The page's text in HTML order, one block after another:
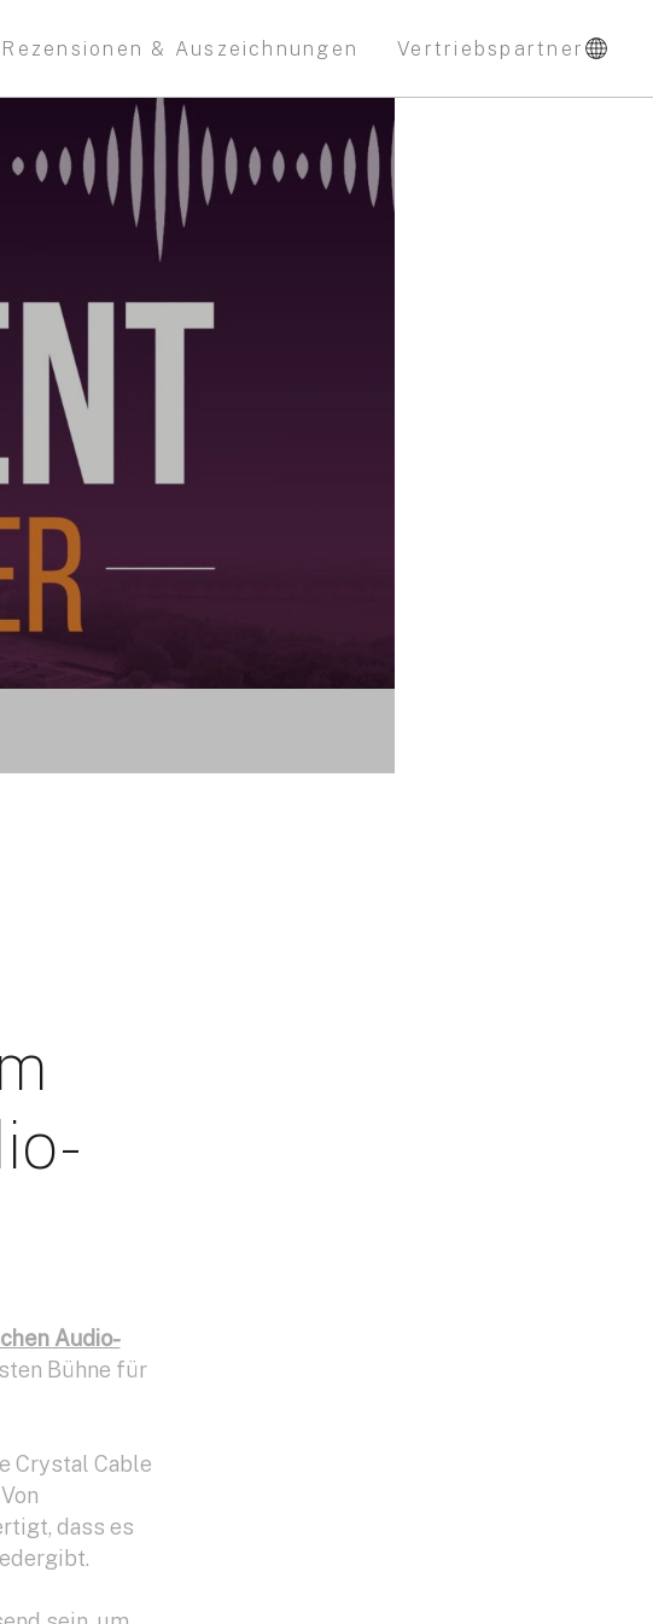
Rezensionen & Auszeichnungen Vertriebspartner
Audio-
Bühne für
Crystal Cable
dass es